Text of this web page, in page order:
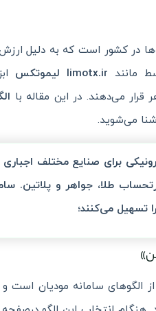
در کشور است که به دلیل ارزش
مانند limotx.ir لیموتکس
می‌دهند. در این مقاله با
می‌شوید.
برای صنایع مختلف
طلا، جواهر و پلاتین.
تسهیل می‌کنند؛
الگوهای سامانه مودیان